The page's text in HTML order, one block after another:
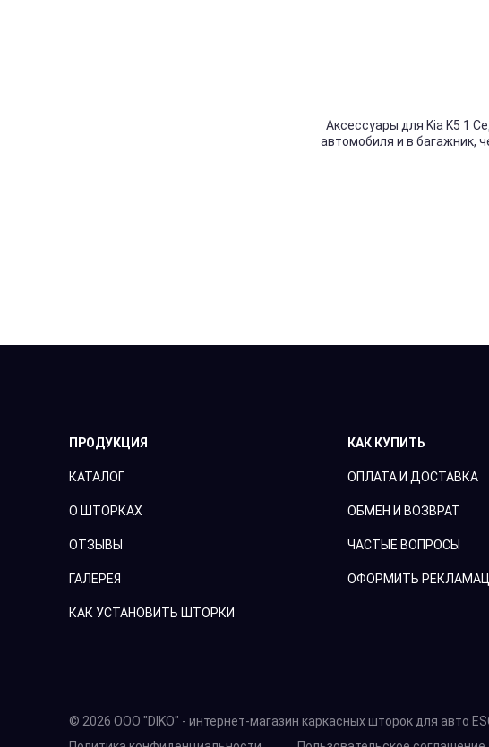
Аксессуары для Kia K5 1
автомобиля и в багажник,
ПРОДУКЦИЯ
КАТАЛОГ
О ШТОРКАХ
ОТЗЫВЫ
ГАЛЕРЕЯ
КАК УСТАНОВИТЬ ШТОРКИ
КАК КУПИТЬ
ОПЛАТА И ДОСТАВКА
ОБМЕН И ВОЗВРАТ
ЧАСТЫЕ ВОПРОСЫ
ОФОРМИТЬ
© 2026 ООО "DIKO" - интернет-магазин каркасных шторок для авто